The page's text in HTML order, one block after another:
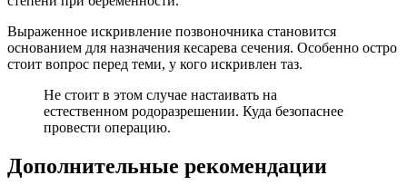
Выраженное искривление позвоночника становится
основанием для назначения кесарева сечения. Особенно остро
стоит вопрос перед теми, у кого искривлен таз.
Не стоит в этом случае настаивать на
естественном родоразрешении. Куда безопаснее
провести операцию.
Дополнительные рекомендации